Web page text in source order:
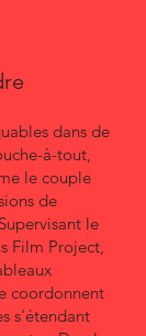
dans de
à-tout,
le couple
de
le
Film Project,
coordonnent
s'étendant